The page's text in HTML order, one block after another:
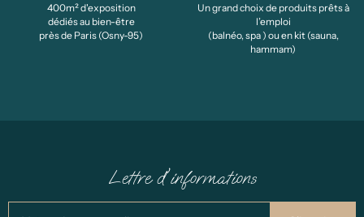
400m² d'exposition
dédiés au bien-être
près de Paris (Osny-95)
Un grand choix de produits prêts à
l’emploi
(balnéo, spa ) ou en kit (sauna,
hammam)
Lettre d'informations